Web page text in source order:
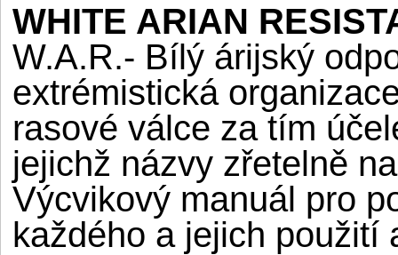
WHITE ARIAN
W.A.R.- Bílý árijský
extrémistická
rasové válce za tím
jejichž názvy zřetelně
Výcvikový manuál pro
každého a jejich použití